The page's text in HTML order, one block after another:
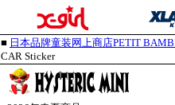
■ 日本品牌童装网上商店PETIT
CAR Sticker